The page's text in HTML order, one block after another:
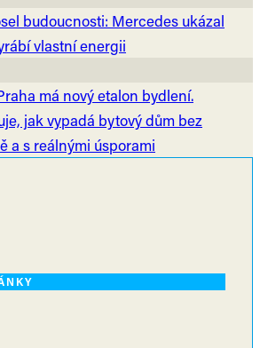
budoucnosti: Mercedes ukázal
vlastní energii
má nový etalon bydlení.
jak vypadá bytový dům bez
a s reálnými úsporami